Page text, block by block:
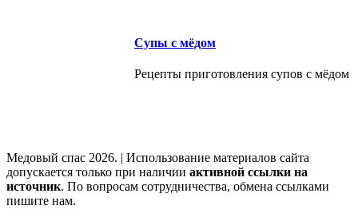
Супы с мёдом
Рецепты приготовления супов с мёдом
Медовый спас 2026. | Использование материалов сайта
допускается только при наличии активной ссылки на
источник. По вопросам сотрудничества, обмена ссылками
пишите нам.